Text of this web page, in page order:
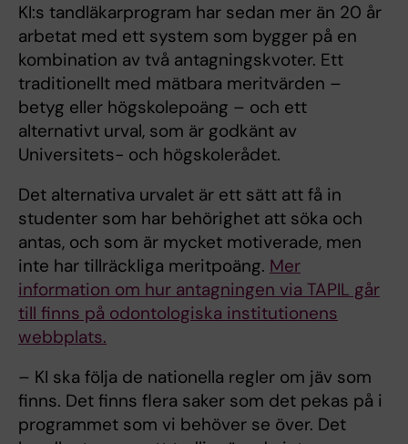
KI:s tandläkarprogram har sedan mer än 20 år
arbetat med ett system som bygger på en
kombination av två antagningskvoter. Ett
traditionellt med mätbara meritvärden –
betyg eller högskolepoäng – och ett
alternativt urval, som är godkänt av
Universitets- och högskolerådet.
Det alternativa urvalet är ett sätt att få in
studenter som har behörighet att söka och
antas, och som är mycket motiverade, men
inte har tillräckliga meritpoäng. Mer
information om hur antagningen via TAPIL går
till finns på odontologiska institutionens
webbplats.
– KI ska följa de nationella regler om jäv som
finns. Det finns flera saker som det pekas på i
programmet som vi behöver se över. Det